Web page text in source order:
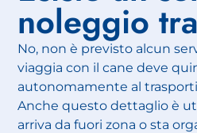
noleggio
No, non è previsto alcun
viaggia con il cane deve
autonomamente al
Anche questo dettaglio è
arriva da fuori zona o sta